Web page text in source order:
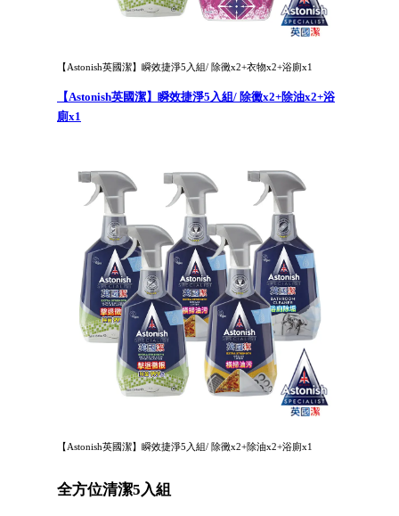
【Astonish英國潔】瞬效捷淨5入組/ 除黴x2+衣物x2+浴廁x1
【Astonish英國潔】瞬效捷淨5入組/ 除黴x2+除油x2+浴
廁x1
【Astonish英國潔】瞬效捷淨5入組/ 除黴x2+除油x2+浴廁x1
全方位清潔5入組